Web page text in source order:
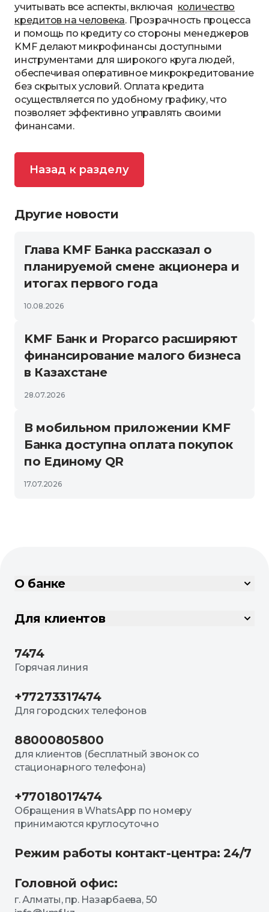
учитывать все аспекты, включая количество
кредитов на человека. Прозрачность процесса
и помощь по кредиту со стороны менеджеров
KMF делают микрофинансы доступными
инструментами для широкого круга людей,
обеспечивая оперативное микрокредитование
без скрытых условий. Оплата кредита
осуществляется по удобному графику, что
позволяет эффективно управлять своими
финансами.
Назад к разделу
Другие новости
Глава KMF Банка рассказал о
планируемой смене акционера и
итогах первого года
10.08.2026
KMF Банк и Proparco расширяют
финансирование малого бизнеса
в Казахстане
28.07.2026
В мобильном приложении KMF
Банка доступна оплата покупок
по Единому QR
17.07.2026
О банке
Для клиентов
7474
Горячая линия
+77273317474
Для городских телефонов
88000805800
для клиентов (бесплатный звонок со
стационарного телефона)
+77018017474
Обращения в WhatsApp по номеру
принимаются круглосуточно
Режим работы контакт-центра: 24/7
Головной офис:
г. Алматы, пр. Назарбаева, 50